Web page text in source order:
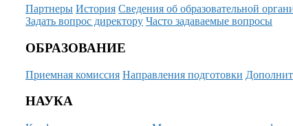
Партнеры История Сведения об образовательной
Задать вопрос директору Часто задаваемые вопросы
ОБРАЗОВАНИЕ
Приемная комиссия Направления подготовки
НАУКА